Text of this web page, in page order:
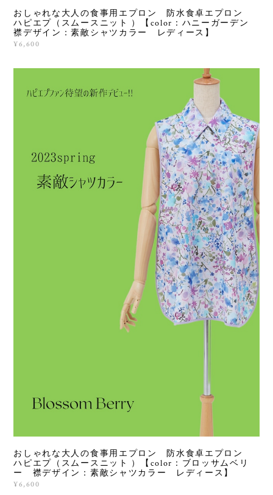
おしゃれな大人の食事用エプロン 防水食卓エプロン
ハピエプ（スムースニット ）【color：ハニーガーデン
襟デザイン：素敵シャツカラー レディース】
¥6,600
おしゃれな大人の食事用エプロン 防水食卓エプロン
ハピエプ（スムースニット ）【color：ブロッサムベリ
ー 襟デザイン：素敵シャツカラー レディース】
¥6,600